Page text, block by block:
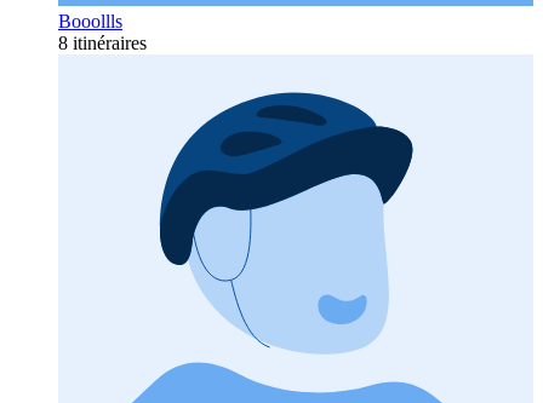
Booollls
8 itinéraires